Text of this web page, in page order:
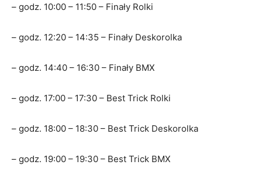
– godz. 10:00 – 11:50 – Finały Rolki
– godz. 12:20 – 14:35 – Finały Deskorolka
– godz. 14:40 – 16:30 – Finały BMX
– godz. 17:00 – 17:30 – Best Trick Rolki
– godz. 18:00 – 18:30 – Best Trick Deskorolka
– godz. 19:00 – 19:30 – Best Trick BMX